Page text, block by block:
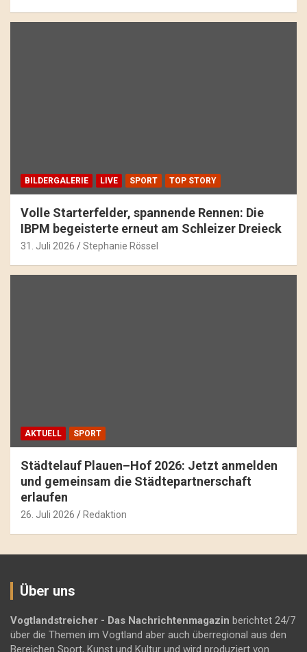
BILDERGALERIE LIVE SPORT TOP STORY
Volle Starterfelder, spannende Rennen: Die
IBPM begeisterte erneut am Schleizer Dreieck
31. Juli 2026 Stephanie Rössel
AKTUELL SPORT
Städtelauf Plauen–Hof 2026: Jetzt anmelden
und gemeinsam die Städtepartnerschaft
erlaufen
26. Juli 2026 Redaktion
Über uns
Vogtlandstreicher - Das Nachrichtenmagazin berichtet 24/7
über die Themen im Vogtland aber auch überregional aus den
Bereichen Sport, Kunst und Kultur und wird produziert von